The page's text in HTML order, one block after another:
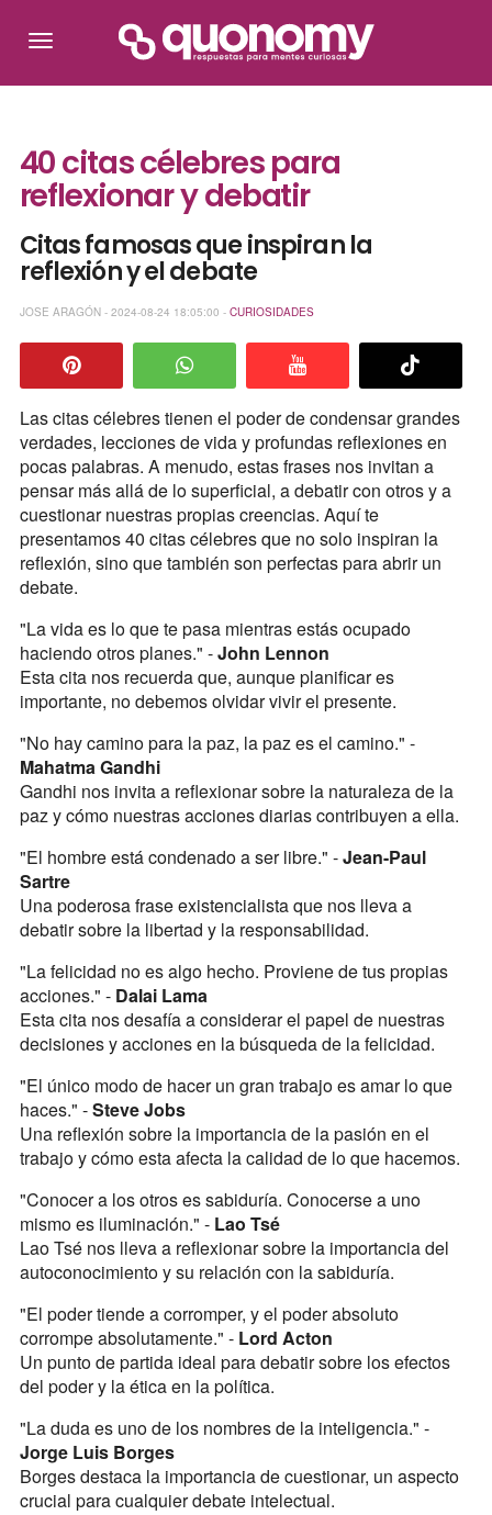
40 citas célebres para
reflexionar y debatir
Citas famosas que inspiran la
reflexión y el debate
JOSE ARAGÓN - 2024-08-24 18:05:00 - CURIOSIDADES
Las citas célebres tienen el poder de condensar grandes
verdades, lecciones de vida y profundas reflexiones en
pocas palabras. A menudo, estas frases nos invitan a
pensar más allá de lo superficial, a debatir con otros y a
cuestionar nuestras propias creencias. Aquí te
presentamos 40 citas célebres que no solo inspiran la
reflexión, sino que también son perfectas para abrir un
debate.
"La vida es lo que te pasa mientras estás ocupado
haciendo otros planes." -John Lennon
Esta cita nos recuerda que, aunque planificar es
importante, no debemos olvidar vivir el presente.
"No hay camino para la paz, la paz es el camino." -
Mahatma Gandhi
Gandhi nos invita a reflexionar sobre la naturaleza de la
paz y cómo nuestras acciones diarias contribuyen a ella.
"El hombre está condenado a ser libre." -Jean-Paul
Sartre
Una poderosa frase existencialista que nos lleva a
debatir sobre la libertad y la responsabilidad.
"La felicidad no es algo hecho. Proviene de tus propias
acciones." - Dalai Lama
Esta cita nos desafía a considerar el papel de nuestras
decisiones y acciones en la búsqueda de la felicidad.
"El único modo de hacer un gran trabajo es amar lo que
haces." -Steve Jobs
Una reflexión sobre la importancia de la pasión en el
trabajo y cómo esta afecta la calidad de lo que hacemos.
"Conocer a los otros es sabiduría. Conocerse a uno
mismo es iluminación." - Lao Tsé
Lao Tsé nos lleva a reflexionar sobre la importancia del
autoconocimiento y su relación con la sabiduría.
"El poder tiende a corromper, y el poder absoluto
corrompe absolutamente." - Lord Acton
Un punto de partida ideal para debatir sobre los efectos
del poder y la ética en la política.
"La duda es uno de los nombres de la inteligencia." -
Jorge Luis Borges
Borges destaca la importancia de cuestionar, un aspecto
crucial para cualquier debate intelectual.